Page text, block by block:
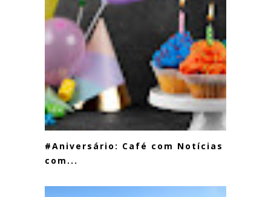
#Aniversário: Café com Notícias
com...